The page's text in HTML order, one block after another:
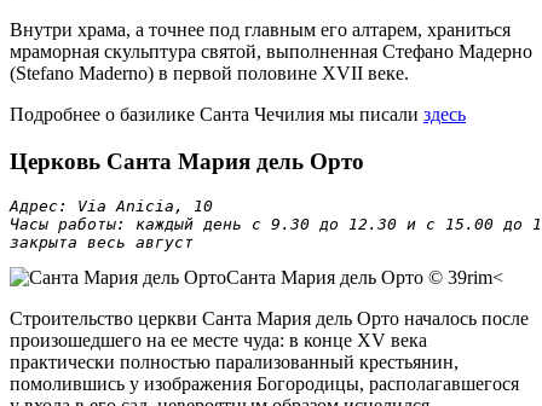
Внутри храма, а точнее под главным его алтарем, храниться
мраморная скульптура святой, выполненная Стефано Мадерно
(Stefano Maderno) в первой половине XVII веке.
Подробнее о базилике Санта Чечилия мы писали здесь
Церковь Санта Мария дель Орто
Адрес: Via Anicia, 10
Часы работы: каждый день с 9.30 до 12.30 и с 15.00 до
закрыта весь август
Санта Мария дель Орто © 39rim<
Строительство церкви Санта Мария дель Орто началось после
произошедшего на ее месте чуда: в конце XV века
практически полностью парализованный крестьянин,
помолившись у изображения Богородицы, располагавшегося